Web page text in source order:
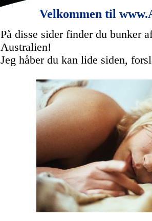
Velkommen til
På disse sider finder du bunker
Australien!
Jeg håber du kan lide siden,